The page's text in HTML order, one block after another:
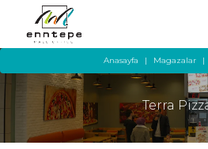
ANASAYFA
Terra
Anasayfa Magazalar